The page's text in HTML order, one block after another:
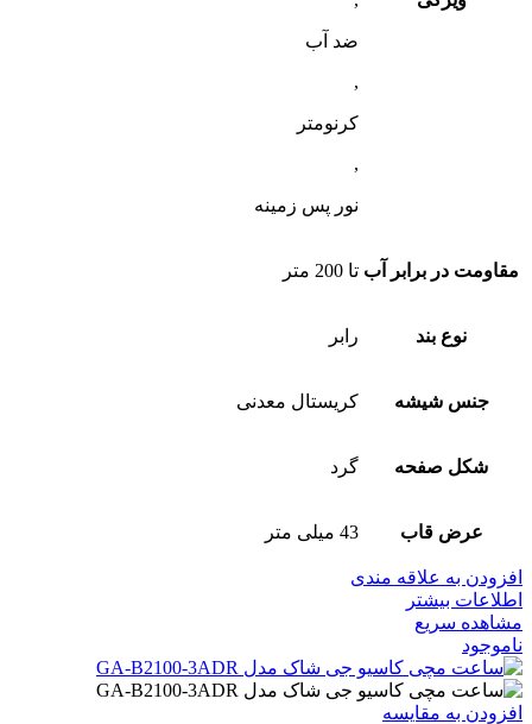
ضد آب
,
کرنومتر
,
نور پس زمینه
مقاومت در برابر آب تا 200 متر
نوع بند رابر
جنس شیشه کریستال معدنی
شکل صفحه گرد
عرض قاب 43 میلی متر
افزودن به علاقه مندی
اطلاعات بیشتر
مشاهده سریع
ناموجود
افزودن به مقایسه